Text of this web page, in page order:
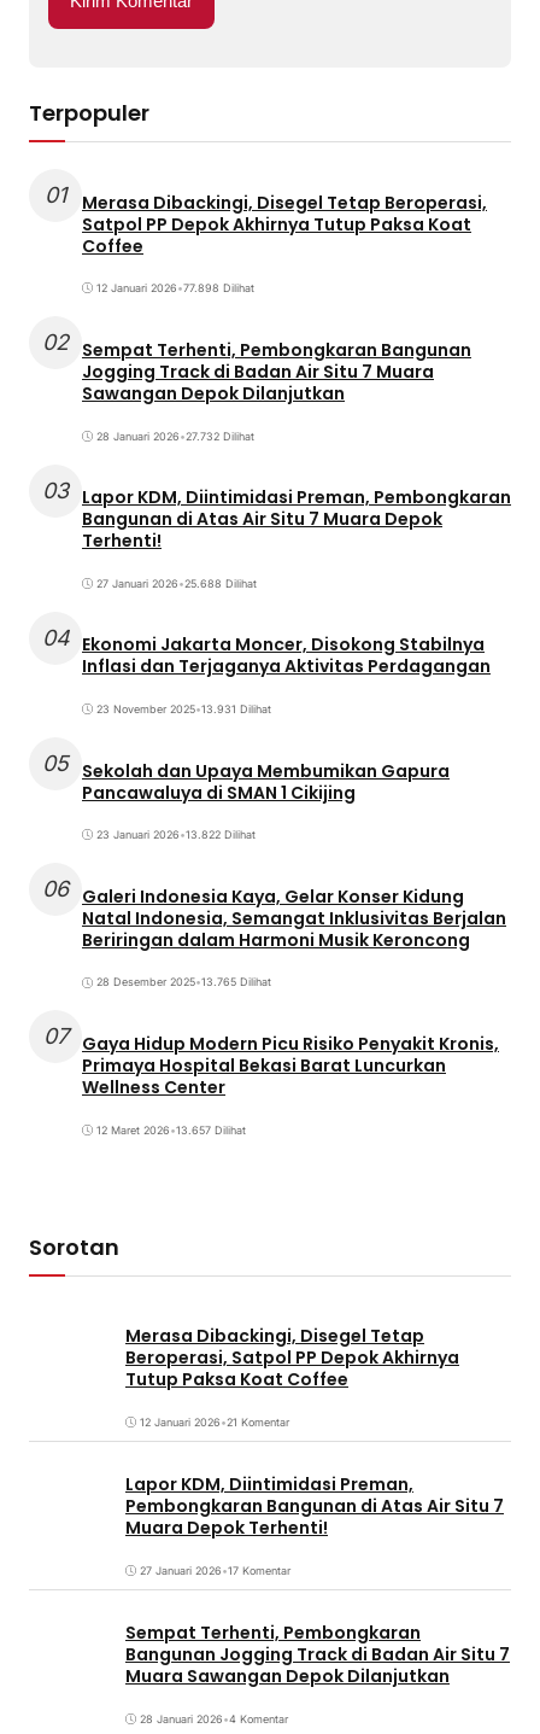
Terpopuler
01
Merasa Dibackingi, Disegel Tetap Beroperasi,
Satpol PP Depok Akhirnya Tutup Paksa Koat
Coffee
12 Januari 2026•77.898 Dilihat
02 Sempat Terhenti, Pembongkaran Bangunan
Jogging Track di Badan Air Situ 7 Muara
Sawangan Depok Dilanjutkan
28 Januari 2026•27.732 Dilihat
03 Lapor KDM, Diintimidasi Preman, Pembongkaran
Bangunan di Atas Air Situ 7 Muara Depok
Terhenti!
27 Januari 2026•25.688 Dilihat
04 Ekonomi Jakarta Moncer, Disokong Stabilnya
Inflasi dan Terjaganya Aktivitas Perdagangan
23 November 2025•13.931 Dilihat
05 Sekolah dan Upaya Membumikan Gapura
Pancawaluya di SMAN 1 Cikijing
23 Januari 2026•13.822 Dilihat
06 Galeri Indonesia Kaya, Gelar Konser Kidung
Natal Indonesia, Semangat Inklusivitas Berjalan
Beriringan dalam Harmoni Musik Keroncong
28 Desember 2025•13.765 Dilihat
07
Gaya Hidup Modern Picu Risiko Penyakit Kronis,
Primaya Hospital Bekasi Barat Luncurkan
Wellness Center
12 Maret 2026•13.657 Dilihat
Sorotan
Merasa Dibackingi, Disegel Tetap
Beroperasi, Satpol PP Depok Akhirnya
Tutup Paksa Koat Coffee
12 Januari 2026•21 Komentar
Lapor KDM, Diintimidasi Preman,
Pembongkaran Bangunan di Atas Air Situ 7
Muara Depok Terhenti!
27 Januari 2026•17 Komentar
Sempat Terhenti, Pembongkaran
Bangunan Jogging Track di Badan Air Situ 7
Muara Sawangan Depok Dilanjutkan
28 Januari 2026•4 Komentar